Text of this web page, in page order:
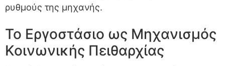
ρυθμούς της μηχανής.
Το Εργοστάσιο ως Μηχανισμός
Κοινωνικής Πειθαρχίας